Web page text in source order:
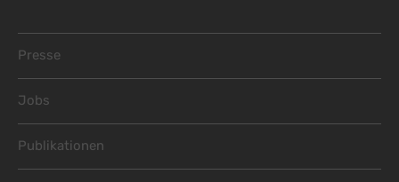
Presse
Jobs
Publikationen